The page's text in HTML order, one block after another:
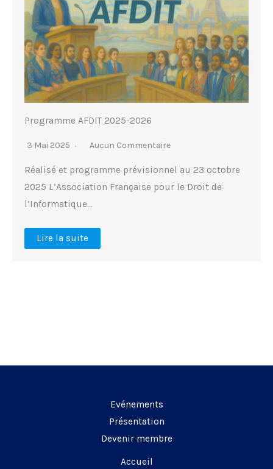
Programme AFDIT 2025-2026
3 Mai 2025 Aucun Commentaire
Réalisé et programme prévisionnel au 23 octobre
2025 L’Association Française pour le Droit de
l’Informatique…
Lire la suite
Evénements
Présentation
Devenir membre
Accueil